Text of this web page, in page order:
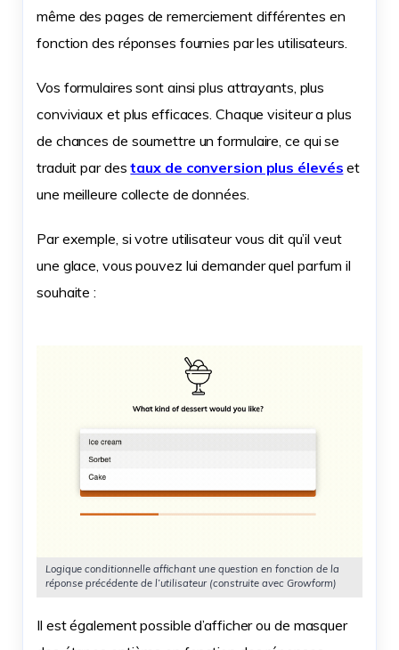
même des pages de remerciement différentes en
fonction des réponses fournies par les utilisateurs.
Vos formulaires sont ainsi plus attrayants, plus
conviviaux et plus efficaces. Chaque visiteur a plus
de chances de soumettre un formulaire, ce qui se
traduit par destaux de conversion plus élevés et
une meilleure collecte de données.
Par exemple, si votre utilisateur vous dit qu’il veut
une glace, vous pouvez lui demander quel parfum il
souhaite :
Logique conditionnelle affichant une question en fonction de la
réponse précédente de l’utilisateur (construite avec Growform)
Il est également possible d’afficher ou de masquer